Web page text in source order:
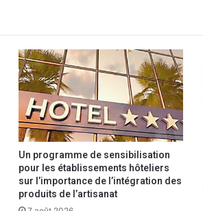
b
l
é
s
v
e
n
t
i
o
Un programme de sensibilisation
pour les établissements hôteliers
sur l’importance de l’intégration des
produits de l’artisanat